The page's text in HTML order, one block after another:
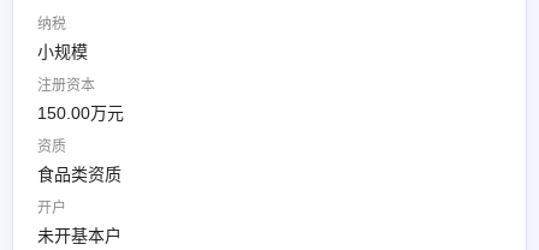
纳税
小规模
注册资本
150.00万元
资质
食品类资质
开户
未开基本户